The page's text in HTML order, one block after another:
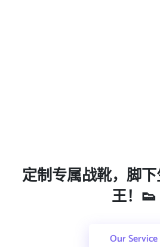
定制专属战靴，脚
王！👟
Our Service